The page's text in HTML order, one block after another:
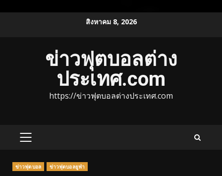
สิงหาคม 8, 2026
ข่าวฟุตบอลต่าง
ประเทศ.com
https://ข่าวฟุตบอลต่างประเทศ.com
PRIMARY
ข่าวฟุตบอล ข่าวฟุตบอลยูฟ่า